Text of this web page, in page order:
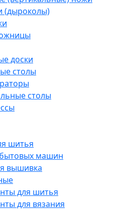
(дыроколы)
доски
столы
столы
шитья
машин
вышивка
для шитья
для вязания